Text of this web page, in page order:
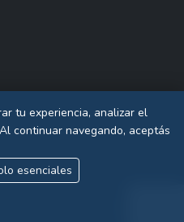
tu experiencia, analizar el
continuar navegando, aceptás
esenciales